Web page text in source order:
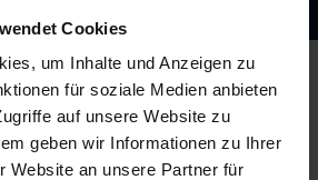
Cookies
um Inhalte und Anzeigen zu
für soziale Medien anbieten
auf unsere Website zu
geben wir Informationen zu Ihrer
Website an unsere Partner für